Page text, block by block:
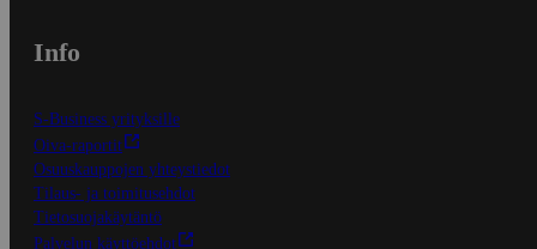
Info
S-Business yrityksille
Oiva-raportit
Osuuskauppojen yhteystiedot
Tilaus- ja toimitusehdot
Tietosuojakäytäntö
Palvelun käyttöehdot